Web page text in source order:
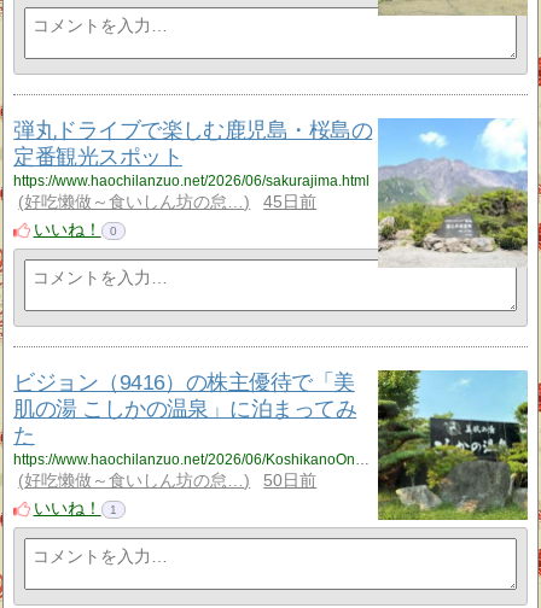
弾丸ドライブで楽しむ鹿児島・桜島の
定番観光スポット
https://www.haochilanzuo.net/2026/06/sakurajima.html
好吃懒做～食いしん坊の怠…
45日前
いいね！
0
ビジョン（9416）の株主優待で「美
肌の湯 こしかの温泉」に泊まってみ
た
https://www.haochilanzuo.net/2026/06/KoshikanoOnsen.html
好吃懒做～食いしん坊の怠…
50日前
いいね！
1